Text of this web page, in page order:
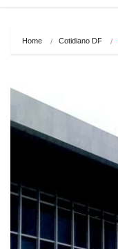
Home Cotidiano DF